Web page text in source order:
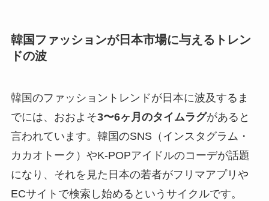
韓国ファッションが日本市場に与えるトレン
ドの波
韓国のファッショントレンドが日本に波及するま
でには、おおよそ3〜6ヶ月のタイムラグがあると
言われています。韓国のSNS（インスタグラム・
カカオトーク）やK-POPアイドルのコーデが話題
になり、それを見た日本の若者がフリマアプリや
ECサイトで検索し始めるというサイクルです。